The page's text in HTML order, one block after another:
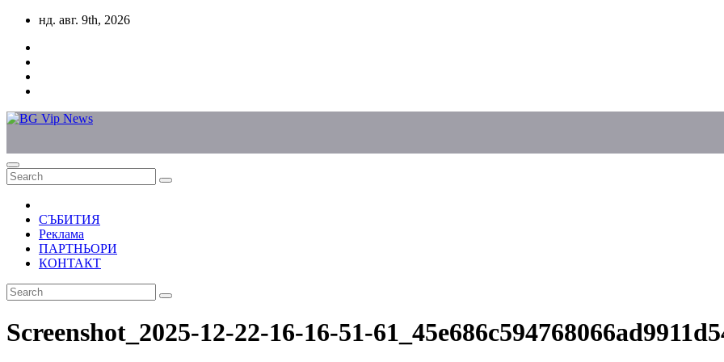
Skip
content
нд. авг. 9th, 2026
СЪБИТИЯ
Реклама
ПАРТНЬОРИ
КОНТАКТ
Screenshot_2025-12-22-16-16-51-